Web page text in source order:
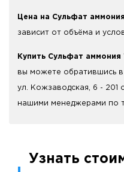
Цена на Сульфат
зависит от объёма и
Купить Сульфат
вы можете обратившись в
ул. Кожзаводская, 6 - 201
нашими менеджерами по
Узнать